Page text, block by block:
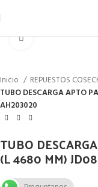
Inicio REPUESTOS
TUBO DESCARGA APTO
AH203020
TUBO
(L 4680 MM)